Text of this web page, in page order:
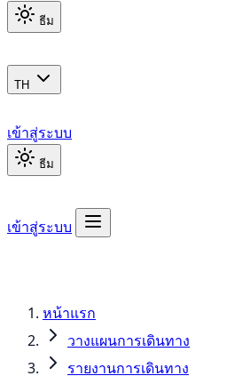
ธีม
TH
เข้าสู่ระบบ
ธีม
เข้าสู่ระบบ
หน้าแรก
วางแผนการเดินทาง
รายงานการเดินทาง